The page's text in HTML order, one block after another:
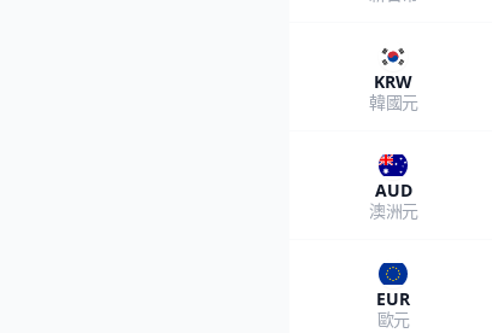
KRW
韓國元
AUD
澳洲元
EUR
歐元